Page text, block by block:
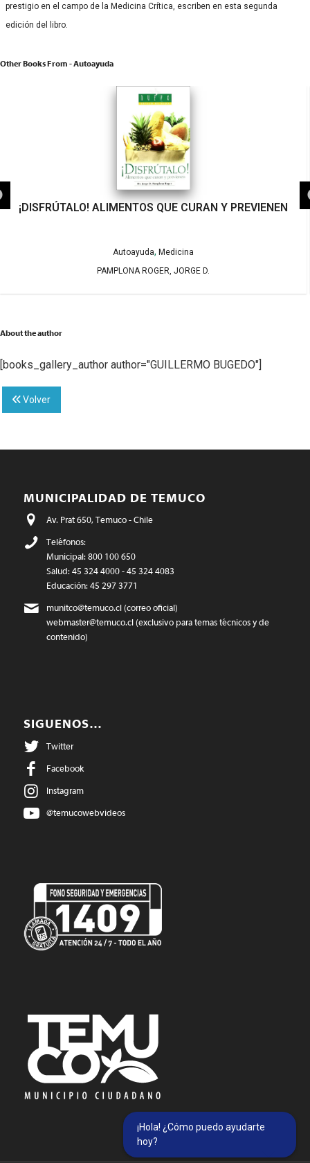
prestigio en el campo de la Medicina Crítica, escriben en esta segunda
edición del libro.
Other Books From - Autoayuda
¡DISFRÚTALO! ALIMENTOS QUE CURAN Y PREVIENEN
Autoayuda, Medicina
PAMPLONA ROGER, JORGE D.
About the author
[books_gallery_author author="GUILLERMO BUGEDO"]
Volver
MUNICIPALIDAD DE TEMUCO
Av. Prat 650, Temuco - Chile
Teléfonos:
Municipal: 800 100 650
Salud: 45 324 4000 - 45 324 4083
Educación: 45 297 3771
munitco@temuco.cl(correo oficial)
webmaster@temuco.cl(exclusivo para temas técnicos y de
contenido)
SIGUENOS…
Twitter
Facebook
Instagram
@temucowebvideos
¡Hola! ¿Cómo puedo ayudarte
hoy?